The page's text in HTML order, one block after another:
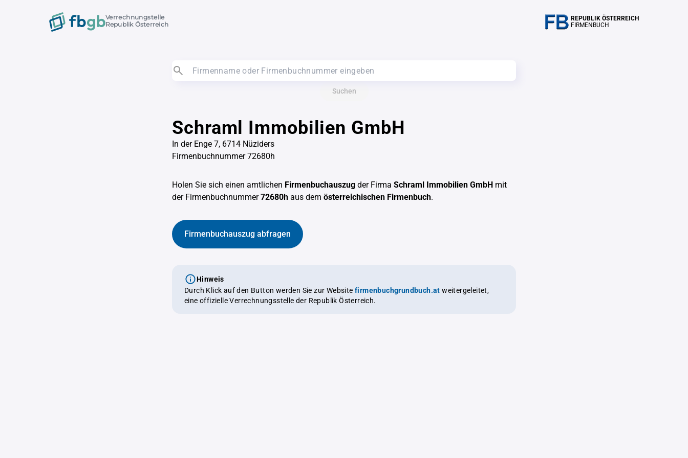
Verrechnungstelle
Republik Österreich
REPUBLIK ÖSTERREICH
FIRMENBUCH
Suchen
Schraml Immobilien GmbH
In der Enge 7, 6714 Nüziders
Firmenbuchnummer 72680h
Holen Sie sich einen amtlichen Firmenbuchauszug der Firma Schraml Immobilien GmbH mit
der Firmenbuchnummer72680h aus dem österreichischen Firmenbuch.
Firmenbuchauszug abfragen
Hinweis
Durch Klick auf den Button werden Sie zur Website firmenbuchgrundbuch.at weitergeleitet,
eine offizielle Verrechnungsstelle der Republik Österreich.